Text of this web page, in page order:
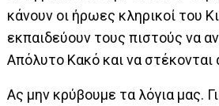
κάνουν οι ήρωες κληρικοί του
εκπαιδεύουν τους πιστούς να
Απόλυτο Κακό και να στέκονται
Ας μην κρύβουμε τα λόγια μας.